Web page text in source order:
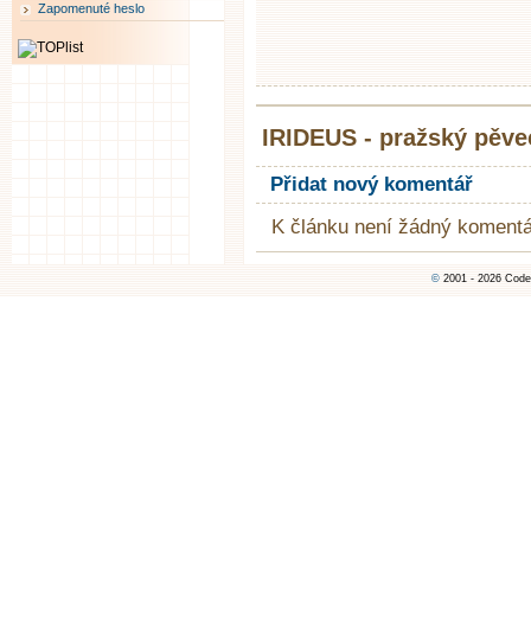
IRIDEUS - pražský
Přidat nový komentář
K článku není žádný
Zapomenuté heslo
© 2001 - 2026